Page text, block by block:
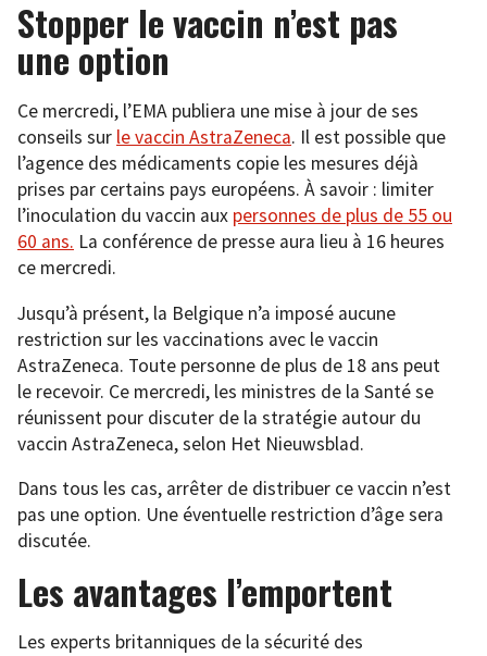
Stopper le vaccin n’est pas
une option
Ce mercredi, l’EMA publiera une mise à jour de ses
conseils sur le vaccin AstraZeneca. Il est possible que
l’agence des médicaments copie les mesures déjà
prises par certains pays européens. À savoir : limiter
l’inoculation du vaccin aux personnes de plus de 55 ou
60 ans. La conférence de presse aura lieu à 16 heures
ce mercredi.
Jusqu’à présent, la Belgique n’a imposé aucune
restriction sur les vaccinations avec le vaccin
AstraZeneca. Toute personne de plus de 18 ans peut
le recevoir. Ce mercredi, les ministres de la Santé se
réunissent pour discuter de la stratégie autour du
vaccin AstraZeneca, selon Het Nieuwsblad.
Dans tous les cas, arrêter de distribuer ce vaccin n’est
pas une option. Une éventuelle restriction d’âge sera
discutée.
Les avantages l’emportent
Les experts britanniques de la sécurité des